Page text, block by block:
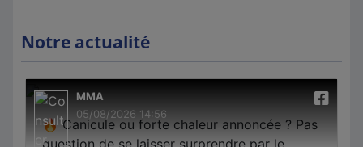
Notre actualité